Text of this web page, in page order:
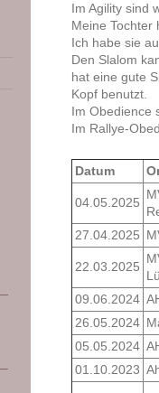
Im Agility sind
Meine Tochter
Ich habe sie
Den Slalom
hat eine gute
Kopf benutzt.
Im Obedience
Im Rallye-
Datum
04.05.2025
27.04.2025
22.03.2025
09.06.2024
26.05.2024
05.05.2024
01.10.2023